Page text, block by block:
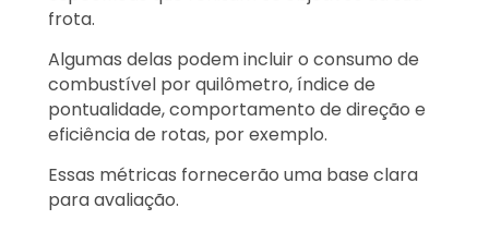
frota.
Algumas delas podem incluir o consumo de
combustível por quilômetro, índice de
pontualidade, comportamento de direção e
eficiência de rotas, por exemplo.
Essas métricas fornecerão uma base clara
para avaliação.